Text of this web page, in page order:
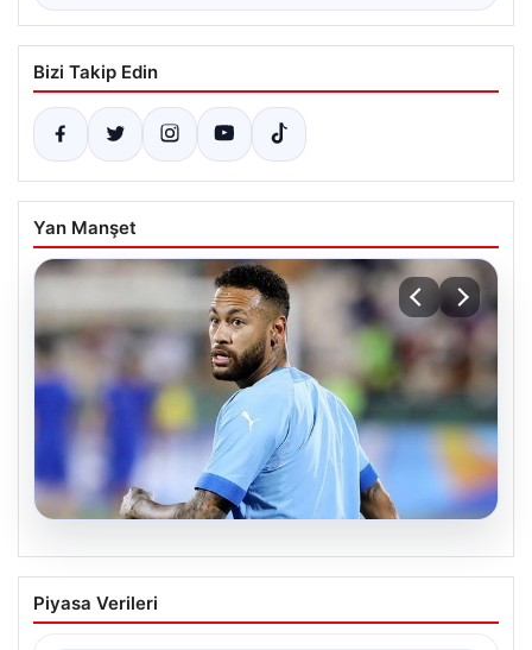
Bizi Takip Edin
Yan Manşet
05.08.2026
Neymar’ın maç sonrası gerginlik
yaşadığı anlar!
Piyasa Verileri